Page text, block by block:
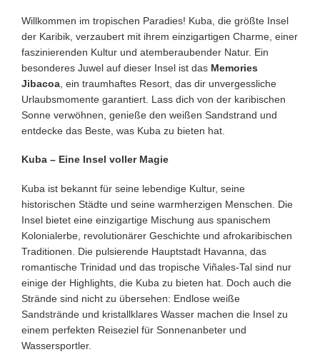
Willkommen im tropischen Paradies! Kuba, die größte Insel
der Karibik, verzaubert mit ihrem einzigartigen Charme, einer
faszinierenden Kultur und atemberaubender Natur. Ein
besonderes Juwel auf dieser Insel ist das Memories
Jibacoa , ein traumhaftes Resort, das dir unvergessliche
Urlaubsmomente garantiert. Lass dich von der karibischen
Sonne verwöhnen, genieße den weißen Sandstrand und
entdecke das Beste, was Kuba zu bieten hat.
Kuba – Eine Insel voller Magie
Kuba ist bekannt für seine lebendige Kultur, seine
historischen Städte und seine warmherzigen Menschen. Die
Insel bietet eine einzigartige Mischung aus spanischem
Kolonialerbe, revolutionärer Geschichte und afrokaribischen
Traditionen. Die pulsierende Hauptstadt Havanna, das
romantische Trinidad und das tropische Viñales-Tal sind nur
einige der Highlights, die Kuba zu bieten hat. Doch auch die
Strände sind nicht zu übersehen: Endlose weiße
Sandstrände und kristallklares Wasser machen die Insel zu
einem perfekten Reiseziel für Sonnenanbeter und
Wassersportler.